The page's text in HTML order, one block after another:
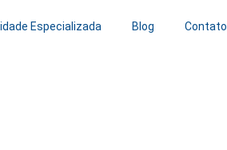
Especializada Blog Contato